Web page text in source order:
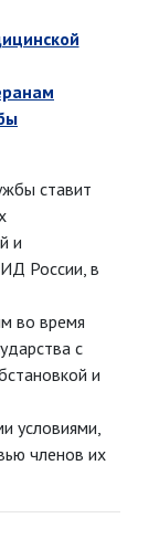
ставит
и
России, в
во время
с
и
условиями,
членов их